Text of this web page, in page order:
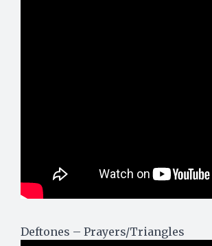
Deftones – Prayers/Triangles